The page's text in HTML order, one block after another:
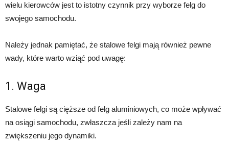
wielu kierowców jest to istotny czynnik przy wyborze felg do
swojego samochodu.
Należy jednak pamiętać, że stalowe felgi mają również pewne
wady, które warto wziąć pod uwagę:
1. Waga
Stalowe felgi są cięższe od felg aluminiowych, co może wpływać
na osiągi samochodu, zwłaszcza jeśli zależy nam na
zwiększeniu jego dynamiki.